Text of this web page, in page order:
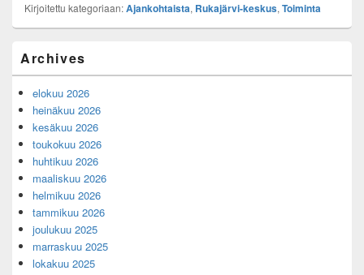
Kirjoitettu kategoriaan:Ajankohtaista, Rukajärvi-keskus, Toiminta
Sidebar
Area
Archives
elokuu 2026
heinäkuu 2026
kesäkuu 2026
toukokuu 2026
huhtikuu 2026
maaliskuu 2026
helmikuu 2026
tammikuu 2026
joulukuu 2025
marraskuu 2025
lokakuu 2025